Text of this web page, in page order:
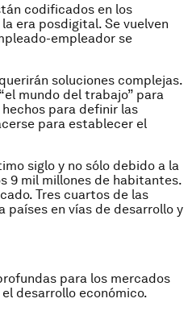
codificados en los
era posdigital. Se vuelven
empleador se
soluciones complejas.
mundo del trabajo” para
para definir las
para establecer el
siglo y no sólo debido a la
9 mil millones de habitantes.
Tres cuartos de las
países en vías de desarrollo y
para los mercados
desarrollo económico.